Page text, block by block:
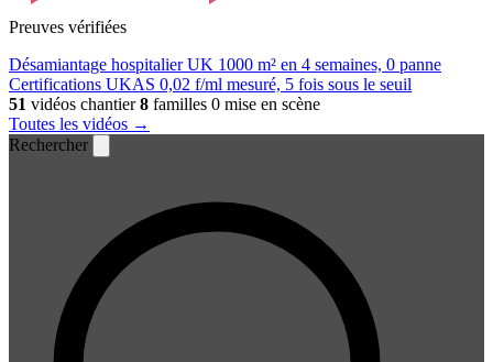
Preuves vérifiées
Désamiantage hospitalier UK 1000 m² en 4 semaines, 0 panne
Certifications UKAS 0,02 f/ml mesuré, 5 fois sous le seuil
51 vidéos chantier8 familles 0 mise en scène
Toutes les vidéos →
Rechercher